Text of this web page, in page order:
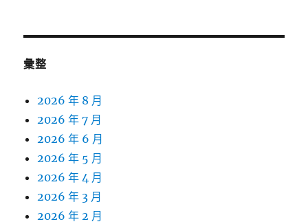
彙整
2026 年 8 月
2026 年 7 月
2026 年 6 月
2026 年 5 月
2026 年 4 月
2026 年 3 月
2026 年 2 月